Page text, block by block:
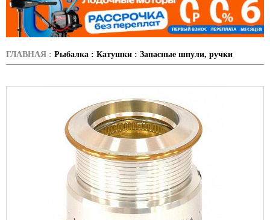
ГЛАВНАЯ : Рыбалка : Катушки : Запасные шпули, ручки